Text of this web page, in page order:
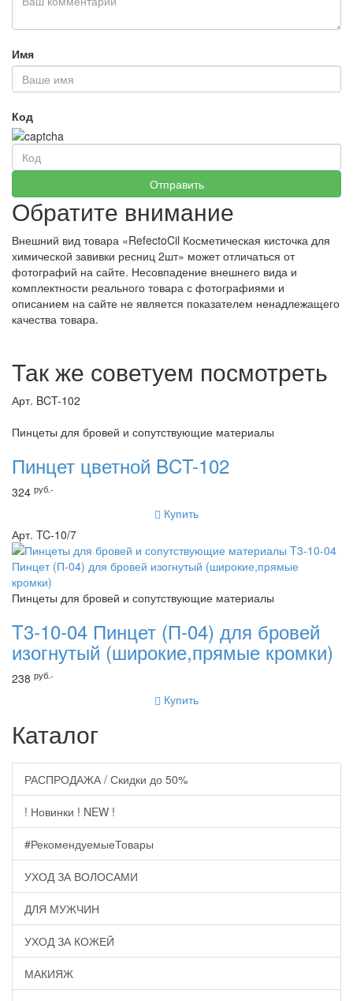
Имя
Код
Обратите внимание
Внешний вид товара «RefectoCil Косметическая кисточка для
химической завивки ресниц 2шт» может отличаться от
фотографий на сайте. Несовпадение внешнего вида и
комплектности реального товара с фотографиями и
описанием на сайте не является показателем ненадлежащего
качества товара.
Так же советуем посмотреть
Арт. BCT-102
Пинцеты для бровей и сопутствующие материалы
Пинцет цветной BCT-102
324 руб.-
Купить
Арт. TC-10/7
Пинцеты для бровей и сопутствующие материалы
T3-10-04 Пинцет (П-04) для бровей
изогнутый (широкие,прямые кромки)
238 руб.-
Купить
Каталог
РАСПРОДАЖА / Скидки до 50%
! Новинки ! NEW !
#РекомендуемыеТовары
УХОД ЗА ВОЛОСАМИ
ДЛЯ МУЖЧИН
УХОД ЗА КОЖЕЙ
МАКИЯЖ